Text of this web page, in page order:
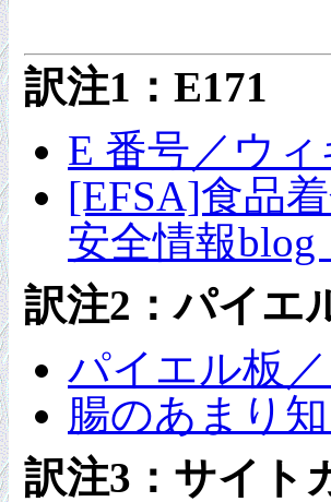
訳注1：E171
E 番号／ウ
[EFSA]食品
安全情報
訳注2：パイエ
パイエル板
腸のあまり
訳注3：サイト